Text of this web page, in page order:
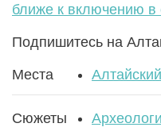
ближе к включению
Подпишитесь на
Места
Сюжеты